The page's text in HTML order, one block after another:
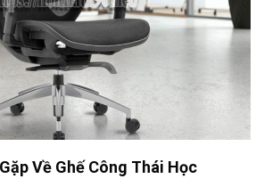
Về Ghế Công Thái Học